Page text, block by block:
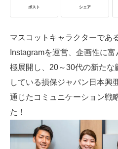
SMMLabに
ポスト シェア
マスコットキャラクターであ
Instagramを運営、企画性に
極展開し、20～30代の新たな
している損保ジャパン日本興
通じたコミュニケーション戦
た！